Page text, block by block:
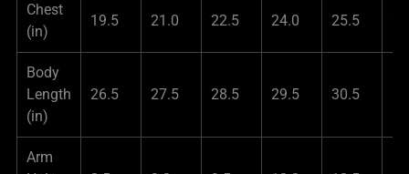
Chest
(in)
19.5 21.0 22.5 24.0 25.5
Body
Length
(in)
26.5 27.5 28.5 29.5 30.5
Arm